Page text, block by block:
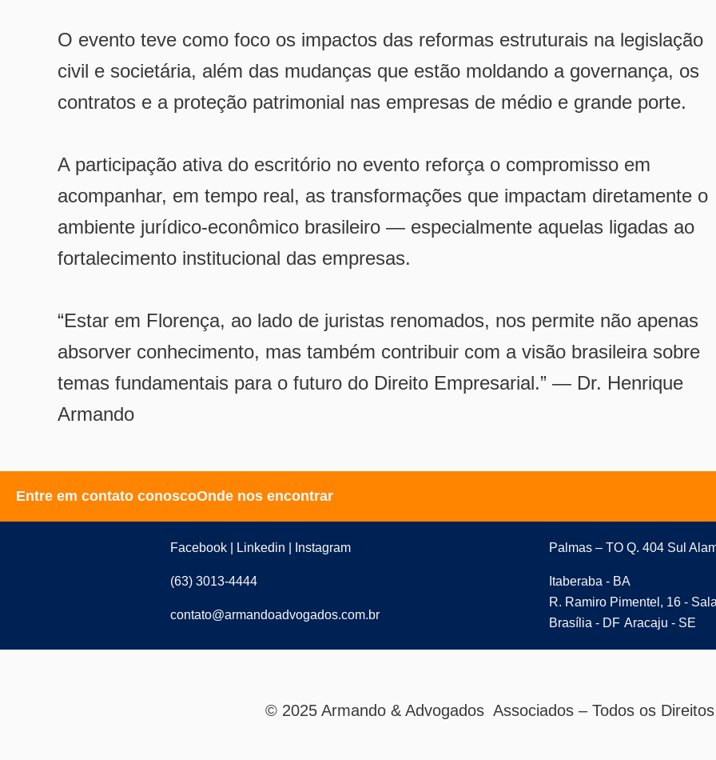
O evento teve como foco os impactos das reformas estruturais na legislação
civil e societária, além das mudanças que estão moldando a governança, os
contratos e a proteção patrimonial nas empresas de médio e grande porte.
A participação ativa do escritório no evento reforça o compromisso em
acompanhar, em tempo real, as transformações que impactam diretamente o
ambiente jurídico-econômico brasileiro — especialmente aquelas ligadas ao
fortalecimento institucional das empresas.
“Estar em Florença, ao lado de juristas renomados, nos permite não apenas
absorver conhecimento, mas também contribuir com a visão brasileira sobre
temas fundamentais para o futuro do Direito Empresarial.” — Dr. Henrique
Armando
Entre em contato conoscoOnde nos encontrar
Facebook | Linkedin | Instagram
(63) 3013-4444
contato@armandoadvogados.com.br
Palmas – TO Q. 404 Sul
Itaberaba - BA
R. Ramiro Pimentel, 16 -
Brasília - DF Aracaju - SE
© 2025 Armando & Advogados Associados – Todos os